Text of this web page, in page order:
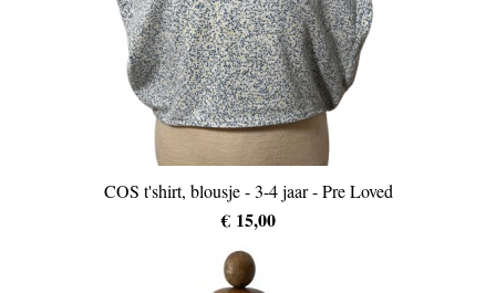
COS t'shirt, blousje - 3-4 jaar - Pre Loved
€ 15,00